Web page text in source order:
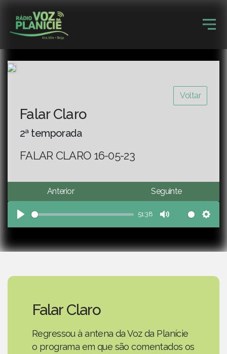
Voltar
Falar Claro
2ª temporada
FALAR CLARO 16-05-23
Anterior Seguinte
Play
51:38
Mute
Falar Claro
Regressou à antena da Voz da Planície
o programa em que são comentados os